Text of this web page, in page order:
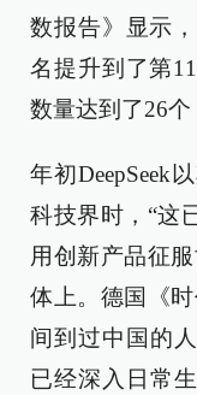
数报告》显示
名提升到了第
数量达到了26个
年初DeepSeek
科技界时，“这
用创新产品征
体上。德国《
间到过中国的
已经深入日常